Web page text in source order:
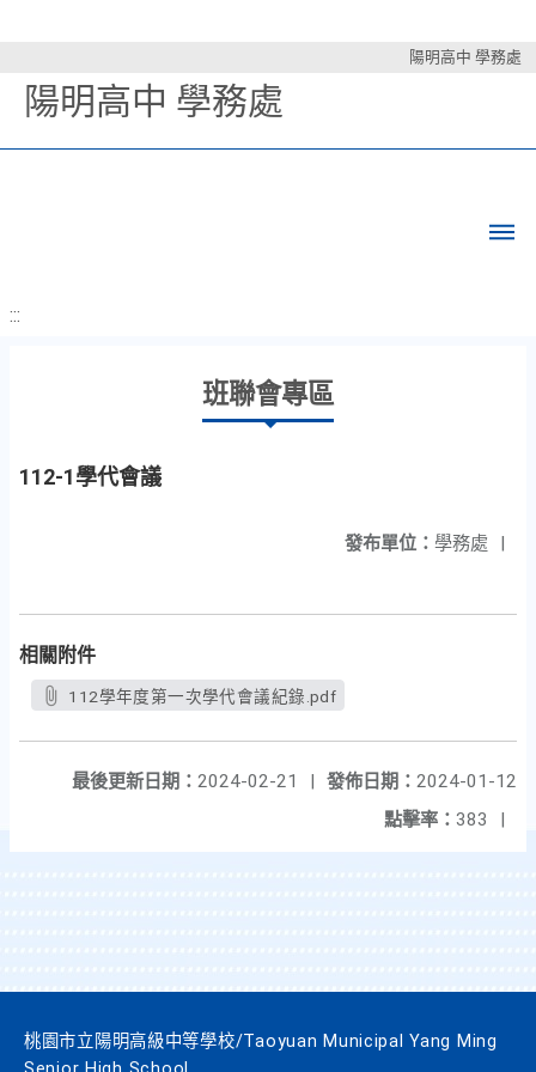
陽明高中 學務處
陽明高中 學務處
:::
班聯會專區
112-1學代會議
發布單位： 學務處 |
相關附件
112學年度第一次學代會議紀錄.pdf
發佈日期： 2024-01-12
最後更新日期： 2024-02-21
|
點擊率： 383 |
桃園市立陽明高級中等學校/Taoyuan Municipal Yang Ming